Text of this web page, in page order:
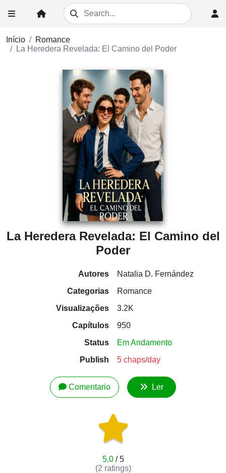
Início
Romance
La Heredera Revelada: El Camino del Poder
La Heredera Revelada: El Camino del
Poder
Autores
Natalia D. Fernández
Categorias
Romance
Visualizações
3.2K
Capítulos
950
Status
Em Andamento
Publish
5 chaps/day
Comentario Ler
5.0/ 5
(2 ratings)